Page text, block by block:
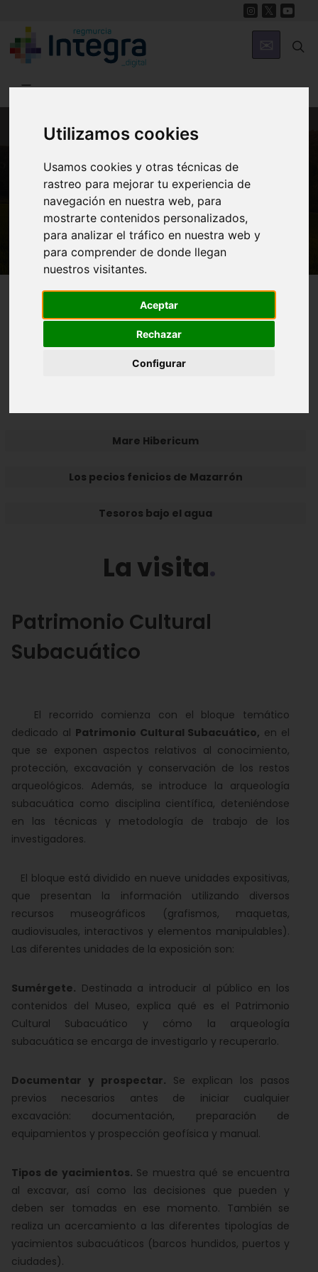
Utilizamos cookies
Usamos cookies y otras técnicas de
rastreo para mejorar tu experiencia de
navegación en nuestra web, para
mostrarte contenidos personalizados,
para analizar el tráfico en nuestra web y
para comprender de donde llegan
nuestros visitantes.
Aceptar
Rechazar
Configurar
Cartagena
ARQUA Museo Nacional de Arqueología
Subacuática
Cartagena Museos
La visita
Mare Hibericum
Los pecios fenicios de Mazarrón
Tesoros bajo el agua
La visita
Patrimonio Cultural
Subacuático
El recorrido comienza con el bloque temático
dedicado al Patrimonio Cultural Subacuático, en el
que se exponen aspectos relativos al conocimiento,
protección, excavación y conservación de los restos
arqueológicos. Además, se introduce la arqueología
subacuática como disciplina científica, deteniéndose
en las técnicas y metodología de trabajo de los
investigadores.
El bloque está dividido en nueve unidades expositivas,
que presentan la información utilizando diversos
recursos museográficos (grafismos, maquetas,
audiovisuales, interactivos y elementos manipulables).
Las diferentes unidades de la exposición son:
Sumérgete. Destinada a introducir al público en los
contenidos del Museo, explica qué es el Patrimonio
Cultural Subacuático y cómo la arqueología
subacuática se encarga de investigarlo y recuperarlo.
Documentar y prospectar. Se explican los pasos
previos necesarios antes de iniciar cualquier
excavación: documentación, preparación de
equipamientos y prospección geofísica y manual.
Tipos de yacimientos. Se muestra qué se encuentra
al excavar, así como las decisiones que pueden y
deben ser tomadas en ese momento. También se
realiza un acercamiento a las diferentes tipologías de
yacimientos subacuáticos (barcos hundidos, puertos y
ciudades).